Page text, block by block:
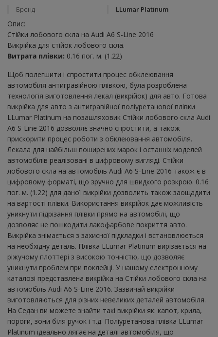
Бренд
LLumar Platinum
Опис:
Стійки лобового скла на Audi A6 S-Line 2016
Викрійка для стійок лобового скла.
Витрата плівки: 0.16 пог. м. (1.22)
Щоб полегшити і спростити процес обклеювання
автомобіля антигравійною плівкою, була розроблена
технологія виготовлення лекал (викрійок) для авто. Готова
викрійка для авто з антигравійної поліуретанової плівки
LLumar Platinum на позашляховик Стійки лобового скла Audi
A6 S-Line 2016 дозволяє значно спростити, а також
прискорити процес роботи з обклеювання автомобіля.
Лекала для найбільш поширених марок і останніх моделей
автомобілів реалізовані в цифровому вигляді. Стійки
лобового скла на автомобіль Audi A6 S-Line 2016 також є в
цифровому форматі, що зручно для швидкого розкрою. 0.16
пог. м. (1.22) для даної викрійки дозволить також заощадити
на вартості плівки. Використання викрійок дає можливість
уникнути підрізання плівки прямо на автомобілі, що
дозволяє не пошкодити лакофарбове покриття авто.
Викрійка знімається з захисної підкладки і встановлюється
на необхідну деталь. Плівка LLumar Platinum вирізається на
ріжучому плоттері з високою точністю, що дозволяє
уникнути проблем при поклейці. У нашому електронному
каталозі представлена ​​викрійка на Стійки лобового скла на
автомобіль Audi A6 S-Line 2016. Зазвичай викрійки
виготовляються для різних невеликих деталей автомобіля.
На Седан ви можете знайти такі викрійки як: капот, крила,
пороги, зони біля ручок і т.д. Поліуретанова плівка LLumar
Platinum ідеально лягає на деталі автомобіля, що